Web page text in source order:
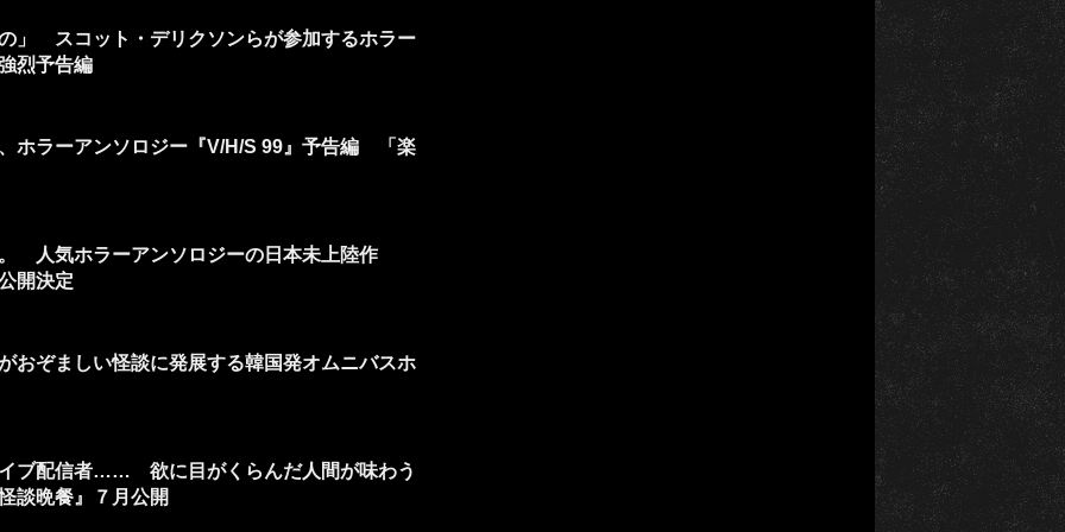
」 スコット・デリクソンらが参加するホラー
烈予告編
ホラーアンソロジー『V/H/S 99』予告編 「楽
人気ホラーアンソロジーの日本未上陸作
開決定
ぞましい怪談に発展する韓国発オムニバスホ
ブ配信者…… 欲に目がくらんだ人間が味わう
談晩餐』７月公開